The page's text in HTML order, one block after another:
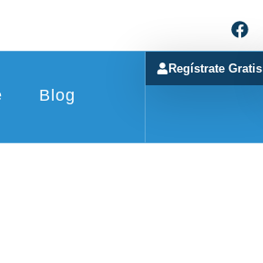
Blog
Regístrate Gratis